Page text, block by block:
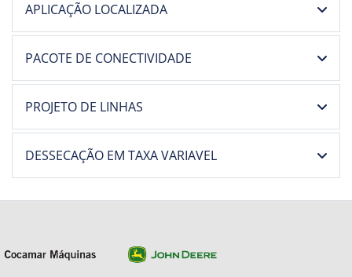
APLICAÇÃO LOCALIZADA
PACOTE DE CONECTIVIDADE
PROJETO DE LINHAS
DESSECAÇÃO EM TAXA VARIAVEL